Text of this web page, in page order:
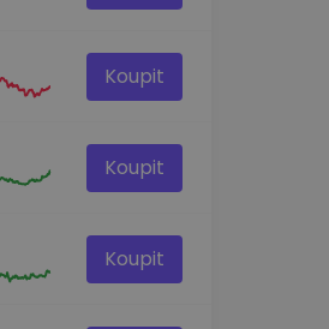
Koupit
Koupit
Koupit